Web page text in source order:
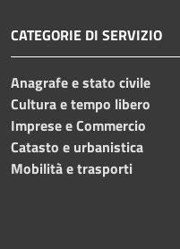
CATEGORIE DI SERVIZIO
Anagrafe e stato civile
Cultura e tempo libero
Imprese e Commercio
Catasto e urbanistica
Mobilità e trasporti